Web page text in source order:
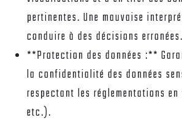
pertinentes. Une mauvaise
conduire à des décisions erronées.
**Protection des données :**
la confidentialité des données
respectant les réglementations en
etc.).